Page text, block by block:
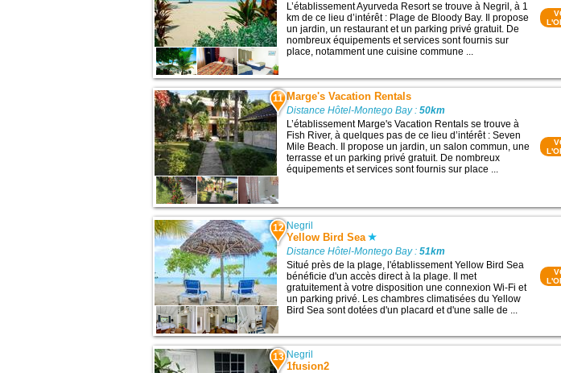
L’établissement Ayurveda Resort se trouve à Negril, à 1
km de ce lieu d’intérêt : Plage de Bloody Bay. Il propose
un jardin, un restaurant et un parking privé gratuit. De
nombreux équipements et services sont fournis sur
place, notamment une cuisine commune ...
11 Marge's Vacation Rentals
Distance Hôtel-Montego Bay :50km
L’établissement Marge's Vacation Rentals se trouve à
Fish River, à quelques pas de ce lieu d’intérêt : Seven
Mile Beach. Il propose un jardin, un salon commun, une
terrasse et un parking privé gratuit. De nombreux
équipements et services sont fournis sur place ...
12 Negril
Yellow Bird Sea
Distance Hôtel-Montego Bay :51km
Situé près de la plage, l'établissement Yellow Bird Sea
bénéficie d'un accès direct à la plage. Il met
gratuitement à votre disposition une connexion Wi-Fi et
un parking privé. Les chambres climatisées du Yellow
Bird Sea sont dotées d'un placard et d'une salle de ...
13 Negril
1fusion2